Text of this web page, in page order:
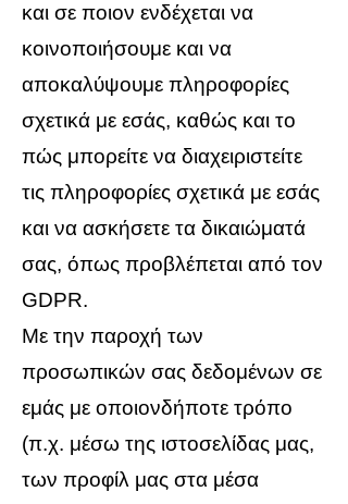
και σε ποιον ενδέχεται να
κοινοποιήσουμε και να
αποκαλύψουμε πληροφορίες
σχετικά με εσάς, καθώς και το
πώς μπορείτε να διαχειριστείτε
τις πληροφορίες σχετικά με εσάς
και να ασκήσετε τα δικαιώματά
σας, όπως προβλέπεται από τον
GDPR.
Με την παροχή των
προσωπικών σας δεδομένων σε
εμάς με οποιονδήποτε τρόπο
(π.χ. μέσω της ιστοσελίδας μας,
των προφίλ μας στα μέσα